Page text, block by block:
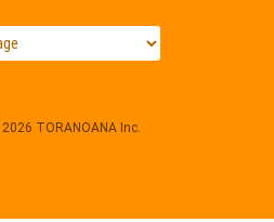
2026 TORANOANA Inc.